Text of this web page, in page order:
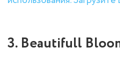
3. Beautifull